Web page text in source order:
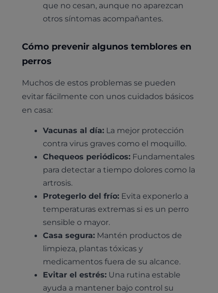
que no cesan, aunque no aparezcan
otros síntomas acompañantes.
Cómo prevenir algunos temblores en
perros
Muchos de estos problemas se pueden
evitar fácilmente con unos cuidados básicos
en casa:
Vacunas al día: La mejor protección
contra virus graves como el moquillo.
Chequeos periódicos: Fundamentales
para detectar a tiempo dolores como la
artrosis.
Protegerlo del frío: Evita exponerlo a
temperaturas extremas si es un perro
sensible o mayor.
Casa segura: Mantén productos de
limpieza, plantas tóxicas y
medicamentos fuera de su alcance.
Evitar el estrés: Una rutina estable
ayuda a mantener bajo control su